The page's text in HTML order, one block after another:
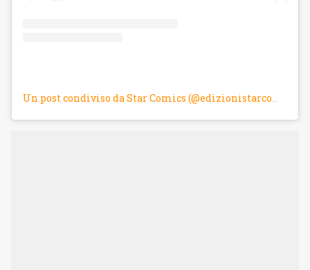
Un post condiviso da Star Comics (@edizionistarcomics)